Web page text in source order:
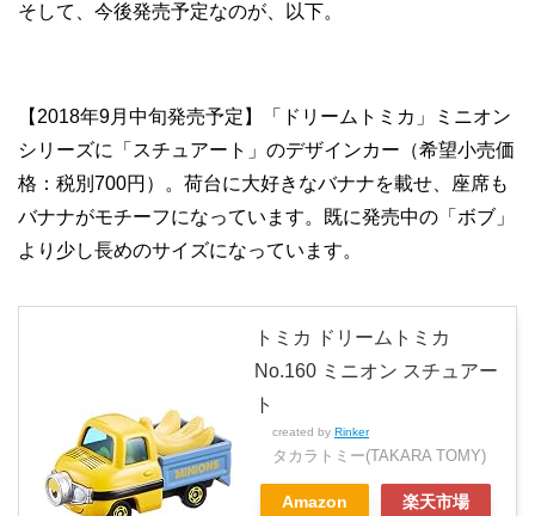
そして、今後発売予定なのが、以下。
【2018年9月中旬発売予定】「ドリームトミカ」ミニオン
シリーズに「スチュアート」のデザインカー（希望小売価
格：税別700円）。荷台に大好きなバナナを載せ、座席も
バナナがモチーフになっています。既に発売中の「ボブ」
より少し長めのサイズになっています。
トミカ ドリームトミカ
No.160 ミニオン スチュアー
ト
created by Rinker
タカラトミー(TAKARA TOMY)
Amazon 楽天市場